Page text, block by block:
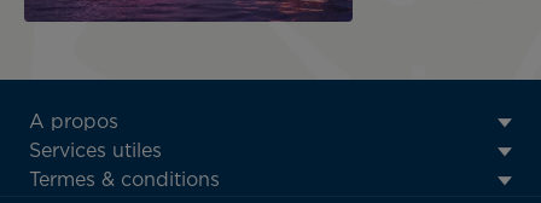
ATN:
Footer
menu
A propos
Services utiles
Termes & conditions